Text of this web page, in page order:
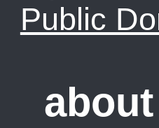
Public
about